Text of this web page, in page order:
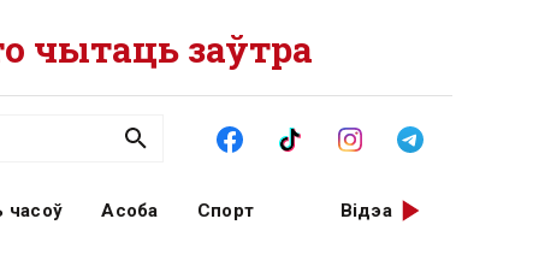
чытаць заўтра
часоў Асоба Спорт Відэа